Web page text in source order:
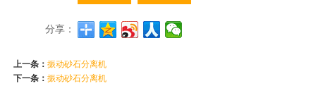
分享：
上一条：振动砂石分离机
下一条：振动砂石分离机